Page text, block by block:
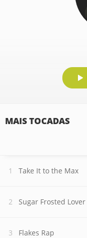
MAIS TOCADAS
Take It to the Max
Sugar Frosted Lover
Flakes Rap